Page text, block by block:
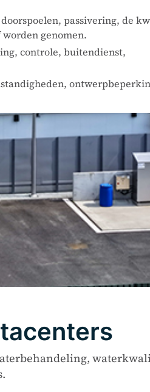
passivering, de
genomen.
controle, buitendienst,